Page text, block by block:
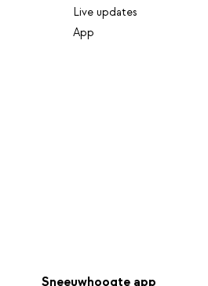
Live updates
App
Sneeuwhoogte app